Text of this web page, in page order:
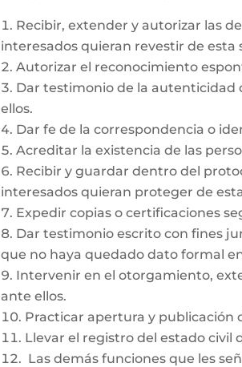
Recibir, extender y autorizar las
interesados quieran revestir de esta
Autorizar el reconocimiento
Dar testimonio de la autenticidad
ellos.
Dar fe de la correspondencia o
Acreditar la existencia de las
Recibir y guardar dentro del
interesados quieran proteger de
Expedir copias o certificaciones
Dar testimonio escrito con fines
que no haya quedado dato formal
Intervenir en el otorgamiento,
ante ellos.
Practicar apertura y publicación
Llevar el registro del estado civil
Las demás funciones que les